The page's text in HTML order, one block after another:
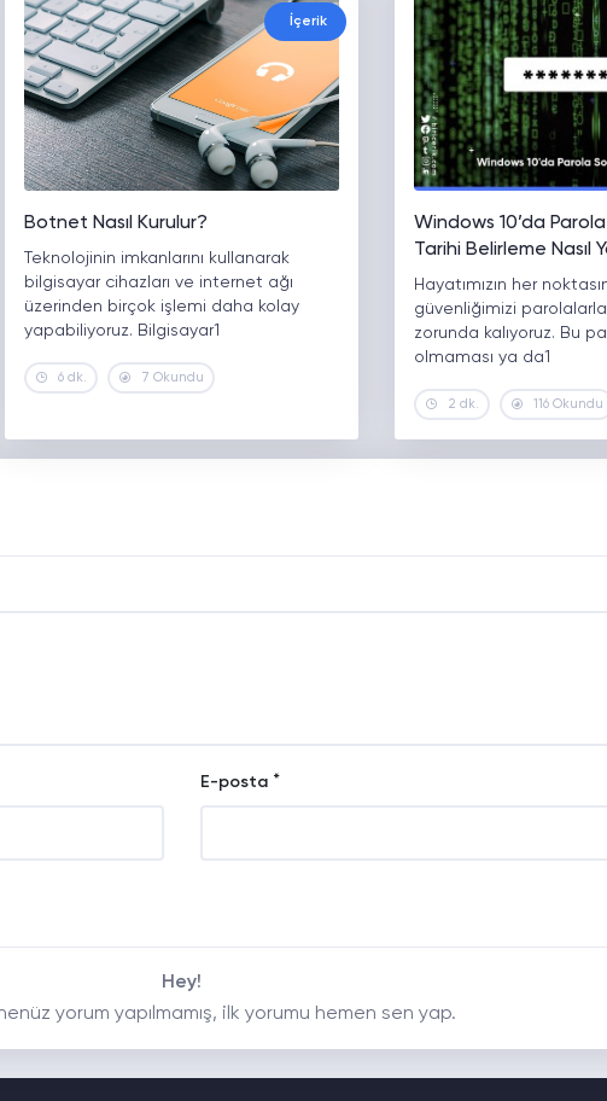
İçerik
Botnet Nasıl Kurulur?
Teknolojinin imkanlarını kullanarak
bilgisayar cihazları ve internet ağı
üzerinden birçok işlemi daha kolay
yapabiliyoruz. Bilgisayar1
6 dk. 7 Okundu
Windows 10’da
Tarihi Belirleme Nasıl
Hayatımızın her
güvenliğimizi
zorunda kalıyoruz. Bu
olmaması ya da1
2 dk. 116 Okundu
E-posta *
Hey!
yorum yapılmamış, ilk yorumu hemen sen yap.